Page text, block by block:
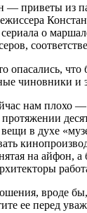
— приветы из
сериала о
что
чиновники и
нам плохо
в духе
на айфон,
вроде
ее перед